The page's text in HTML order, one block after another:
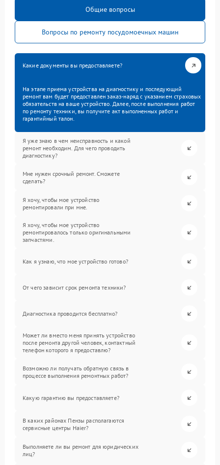
Общие вопросы
Вопросы по ремонту посудомоечных машин
Какие документы вы предоставляете?
На этапе приема устройства на диагностику и последующий
ремонт вам будет предоставлен заказ-наряд с указанием страховых
обязательств на ваше устройство. Далее, после выполнения работ
по ремонту техники, вы получите акт выполненных работ и
гарантийный талон.
Я уже знаю в чем неисправность и какой
ремонт необходим. Для чего проводить
диагностику?
Мне нужен срочный ремонт. Сможете
сделать?
Я хочу, чтобы мое устройство
ремонтировали при мне.
Я хочу, чтобы мое устройство
ремонтировалось только оригинальными
запчастями.
Как я узнаю, что мое устройство готово?
От чего зависит срок ремонта техники?
Диагностика проводится бесплатно?
Может ли вместо меня принять устройство
после ремонта другой человек, контактный
телефон которого я предоставлю?
Возможно ли получать обратную связь в
процессе выполнения ремонтных работ?
Какую гарантию вы предоставляете?
В каких районах Пензы располагаются
сервисные центры Haier?
Выполняете ли вы ремонт для юридических
лиц?